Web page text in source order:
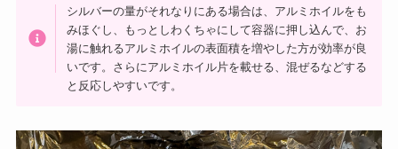
シルバーの量がそれなりにある場合は、アルミホイルをも
みほぐし、もっとしわくちゃにして容器に押し込んで、お
湯に触れるアルミホイルの表面積を増やした方が効率が良
いです。さらにアルミホイル片を載せる、混ぜるなどする
と反応しやすいです。